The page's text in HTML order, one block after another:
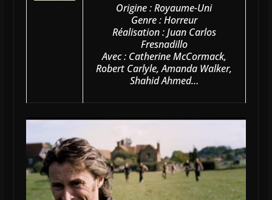
Origine : Royaume-Uni
Genre : Horreur
Réalisation : Juan Carlos
Fresnadillo
Avec : Catherine McCormack,
Robert Carlyle, Amanda Walker,
Shahid Ahmed…